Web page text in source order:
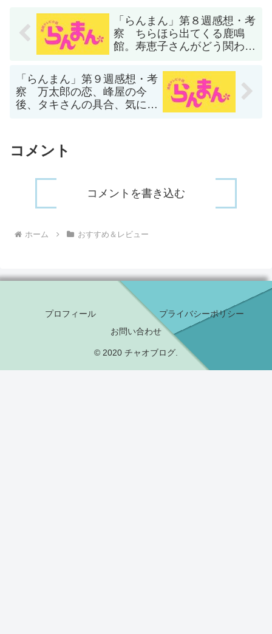
「らんまん」第８週感想・考
察 ちらほら出てくる鹿鳴
館。寿恵子さんがどう関わっ
「らんまん」第９週感想・考
察 万太郎の恋、峰屋の今
後、タキさんの具合、気にな
コメント
コメントを書き込む
ホーム おすすめ＆レビュー
プロフィール
プライバシーポリシー
お問い合わせ
© 2020 チャオブログ.